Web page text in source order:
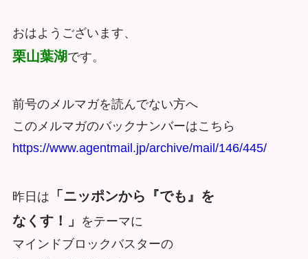
おはようございます、
栗山葉湖です。
前号のメルマガを読んでない方へ
このメルマガのバックナンバーはこちら
https://www.agentmail.jp/archive/mail/146/445/
昨日は 「ニッポンから『でも』を
なくす！」
をテーマに
マインドブロックバスターの